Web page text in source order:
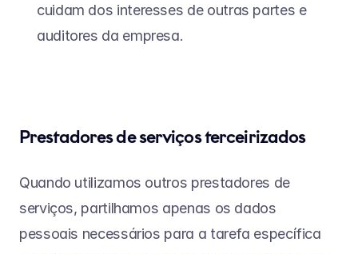
cuidam dos interesses de outras partes e
auditores da empresa.
Prestadores de serviços terceirizados
Quando utilizamos outros prestadores de
serviços, partilhamos apenas os dados
pessoais necessários para a tarefa específica